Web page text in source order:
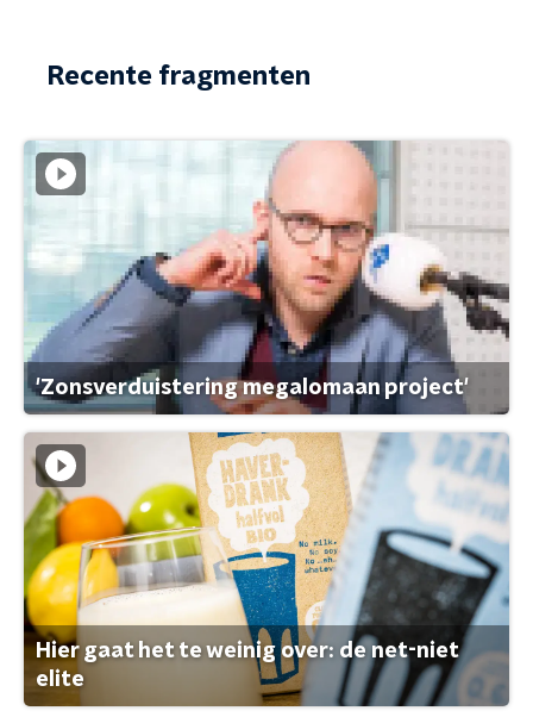
Recente fragmenten
'Zonsverduistering megalomaan project'
Hier gaat het te weinig over: de net-niet
elite